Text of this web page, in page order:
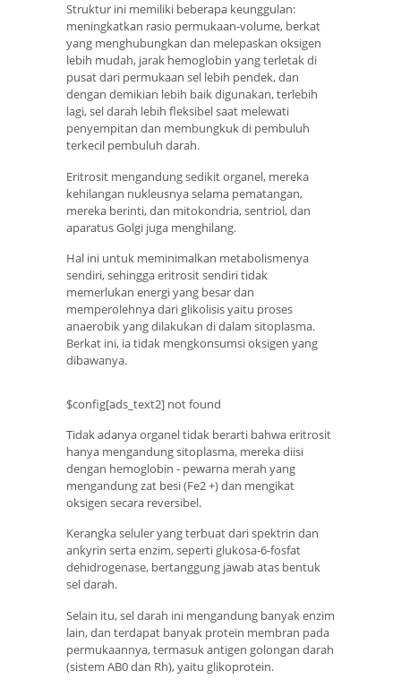
Struktur ini memiliki beberapa keunggulan:
meningkatkan rasio permukaan-volume, berkat
yang menghubungkan dan melepaskan oksigen
lebih mudah, jarak hemoglobin yang terletak di
pusat dari permukaan sel lebih pendek, dan
dengan demikian lebih baik digunakan, terlebih
lagi, sel darah lebih fleksibel saat melewati
penyempitan dan membungkuk di pembuluh
terkecil pembuluh darah.
Eritrosit mengandung sedikit organel, mereka
kehilangan nukleusnya selama pematangan,
mereka berinti, dan mitokondria, sentriol, dan
aparatus Golgi juga menghilang.
Hal ini untuk meminimalkan metabolismenya
sendiri, sehingga eritrosit sendiri tidak
memerlukan energi yang besar dan
memperolehnya dari glikolisis yaitu proses
anaerobik yang dilakukan di dalam sitoplasma.
Berkat ini, ia tidak mengkonsumsi oksigen yang
dibawanya.
$config[ads_text2] not found
Tidak adanya organel tidak berarti bahwa eritrosit
hanya mengandung sitoplasma, mereka diisi
dengan hemoglobin - pewarna merah yang
mengandung zat besi (Fe2 +) dan mengikat
oksigen secara reversibel.
Kerangka seluler yang terbuat dari spektrin dan
ankyrin serta enzim, seperti glukosa-6-fosfat
dehidrogenase, bertanggung jawab atas bentuk
sel darah.
Selain itu, sel darah ini mengandung banyak enzim
lain, dan terdapat banyak protein membran pada
permukaannya, termasuk antigen golongan darah
(sistem AB0 dan Rh), yaitu glikoprotein.